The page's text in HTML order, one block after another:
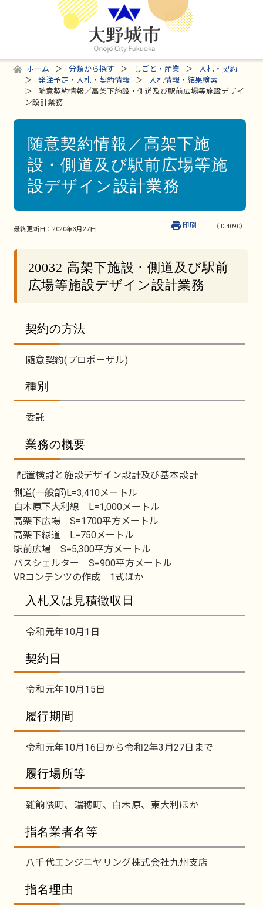
ホーム 分類から探す しごと・産業
入札・契約
発注予定・入札・契約情報
入札情報・結果検索
随意契約情報／高架下施設・側道及び駅前広場等施設デザイ
ン設計業務
随意契約情報／高架下施
設・側道及び駅前広場等施
設デザイン設計業務
最終更新日： 2020年3月27日 （ID:4090）
印刷
20032 高架下施設・側道及び駅前
広場等施設デザイン設計業務
契約の方法
随意契約(プロポーザル)
種別
委託
業務の概要
配置検討と施設デザイン設計及び基本設計
側道(一般部)L=3,410メートル
白木原下大利線 L=1,000メートル
高架下広場 S=1700平方メートル
高架下緑道 L=750メートル
駅前広場 S=5,300平方メートル
バスシェルター S=900平方メートル
VRコンテンツの作成 1式ほか
入札又は見積徴収日
令和元年10月1日
契約日
令和元年10月15日
履行期間
令和元年10月16日から令和2年3月27日まで
履行場所等
雑餉隈町、瑞穂町、白木原、東大利ほか
指名業者名等
八千代エンジニヤリング株式会社九州支店
指名理由